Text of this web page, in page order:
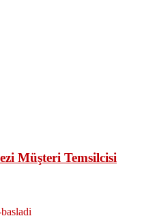
Müşteri Temsilcisi